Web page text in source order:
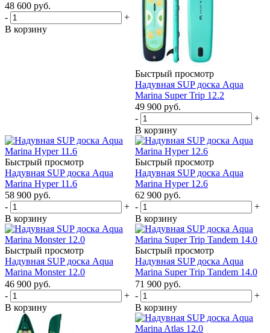
48 600 руб.
-
+
В корзину
Быстрый просмотр
Надувная SUP дoска Aqua
Marina Super Trip 12.2
49 900 руб.
-
+
В корзину
Быстрый просмотр
Надувная SUP дoска Aqua
Marina Hyper 11.6
58 900 руб.
-
+
В корзину
Быстрый просмотр
Надувная SUP дoска Aqua
Marina Hyper 12.6
62 900 руб.
-
+
В корзину
Быстрый просмотр
Надувная SUP дoска Aqua
Marina Monster 12.0
46 900 руб.
-
+
В корзину
Быстрый просмотр
Надувная SUP дoска Aqua
Marina Super Trip Tandem 14.0
71 900 руб.
-
+
В корзину